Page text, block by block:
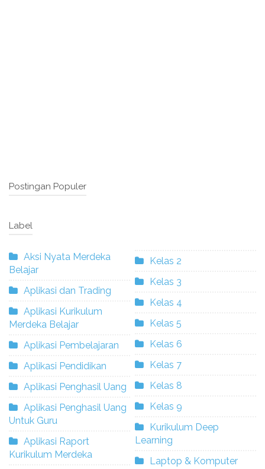
Postingan Populer
Label
Aksi Nyata Merdeka
Belajar
Aplikasi dan Trading
Aplikasi Kurikulum
Merdeka Belajar
Aplikasi Pembelajaran
Aplikasi Pendidikan
Aplikasi Penghasil Uang
Aplikasi Penghasil Uang
Untuk Guru
Aplikasi Raport
Kurikulum Merdeka
Kelas 2
Kelas 3
Kelas 4
Kelas 5
Kelas 6
Kelas 7
Kelas 8
Kelas 9
Kurikulum Deep
Learning
Laptop & Komputer